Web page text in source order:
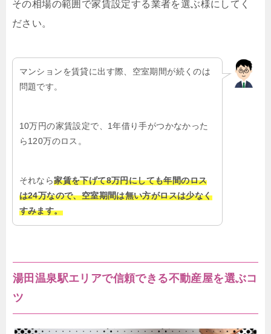
その相場の範囲で家賃設定する業者を選ぶ様にしてく
ださい。
マンションを賃貸に出す際、空室期間が続くのは
問題です。
10万円の家賃設定で、1年借り手がつかなかった
ら120万のロス。
それなら家賃を下げて8万円にしても年間のロス
は24万なので、空室期間は無い方がロスは少なく
すみます。
湯田温泉駅エリアで信頼できる不動産屋を選ぶコ
ツ